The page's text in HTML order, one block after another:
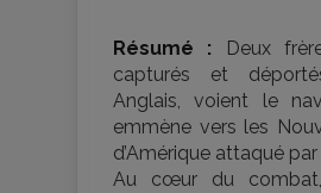
Résumé : Deux
capturés et
Anglais, voient le
emmène vers les
d’Amérique attaqué
Au cœur du combat,